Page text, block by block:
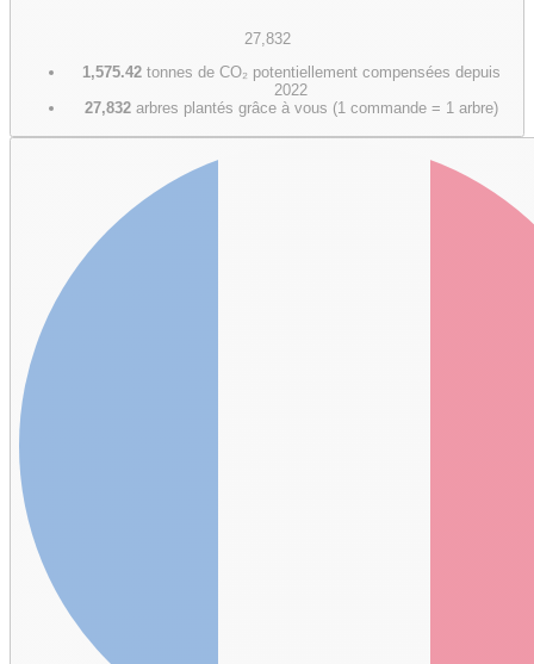
27,832
1,575.42tonnes de CO₂ potentiellement compensées depuis
2022
27,832 arbres plantés grâce à vous (1 commande = 1 arbre)